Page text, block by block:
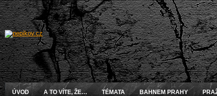
ÚVOD A TO VÍTE, ŽE… TÉMATA BAHNEM PRAHY